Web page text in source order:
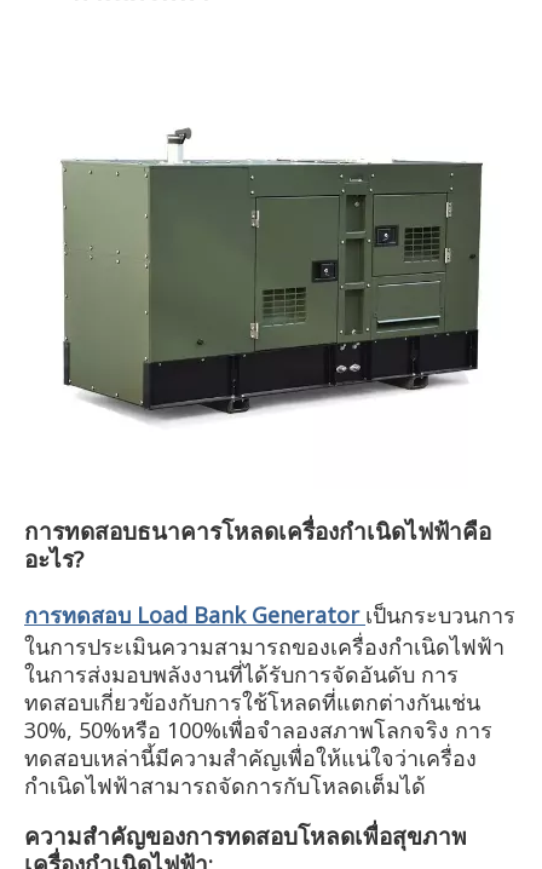
การทดสอบธนาคารโหลดเครื่องกำเนิดไฟฟ้าคือ
อะไร?
การทดสอบ Load Bank Generator เป็นกระบวนการ
ในการประเมินความสามารถของเครื่องกำเนิดไฟฟ้า
ในการส่งมอบพลังงานที่ได้รับการจัดอันดับ การ
ทดสอบเกี่ยวข้องกับการใช้โหลดที่แตกต่างกันเช่น
30%, 50%หรือ 100%เพื่อจำลองสภาพโลกจริง การ
ทดสอบเหล่านี้มีความสำคัญเพื่อให้แน่ใจว่าเครื่อง
กำเนิดไฟฟ้าสามารถจัดการกับโหลดเต็มได้
ความสำคัญของการทดสอบโหลดเพื่อสุขภาพ